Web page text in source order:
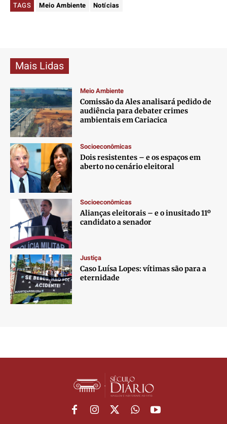
TAGS Meio Ambiente Notícias
Mais Lidas
Meio Ambiente
Comissão da Ales analisará pedido de
audiência para debater crimes
ambientais em Cariacica
Socioeconômicas
Dois resistentes – e os espaços em
aberto no cenário eleitoral
Socioeconômicas
Alianças eleitorais – e o inusitado 11º
candidato a senador
Justiça
Caso Luísa Lopes: vítimas são para a
eternidade